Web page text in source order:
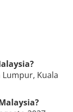
Lumpur, Kuala